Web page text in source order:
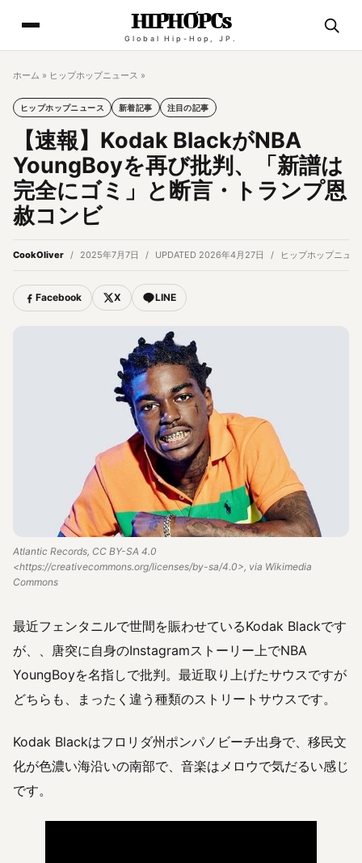
HIPHOPCs
Global Hip-Hop, JP.
ホーム » ヒップホップニュース »
ヒップホップニュース 新着記事 注目の記事
【速報】Kodak BlackがNBA
YoungBoyを再び批判、「新譜は
完全にゴミ」と断言・トランプ恩
赦コンビ
CookOliver 2025年7月7日 UPDATED 2026年4月27日 ヒップホップニュ
Facebook X LINE
Atlantic Records, CC BY-SA 4.0
<https://creativecommons.org/licenses/by-sa/4.0>, via Wikimedia
Commons
最近フェンタニルで世間を賑わせているKodak Blackです
が、、唐突に自身のInstagramストーリー上でNBA
YoungBoyを名指しで批判。最近取り上げたサウスですが
どちらも、まったく違う種類のストリートサウスです。
Kodak Blackはフロリダ州ポンパノビーチ出身で、移民文
化が色濃い海沿いの南部で、音楽はメロウで気だるい感じ
です。